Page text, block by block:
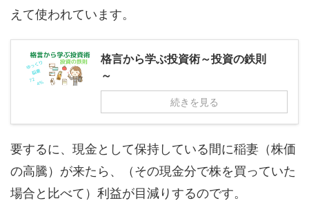
えて使われています。
格言から学ぶ投資術～投資の鉄則
～
続きを見る
要するに、現金として保持している間に稲妻（株価
の高騰）が来たら、（その現金分で株を買っていた
場合と比べて）利益が目減りするのです。